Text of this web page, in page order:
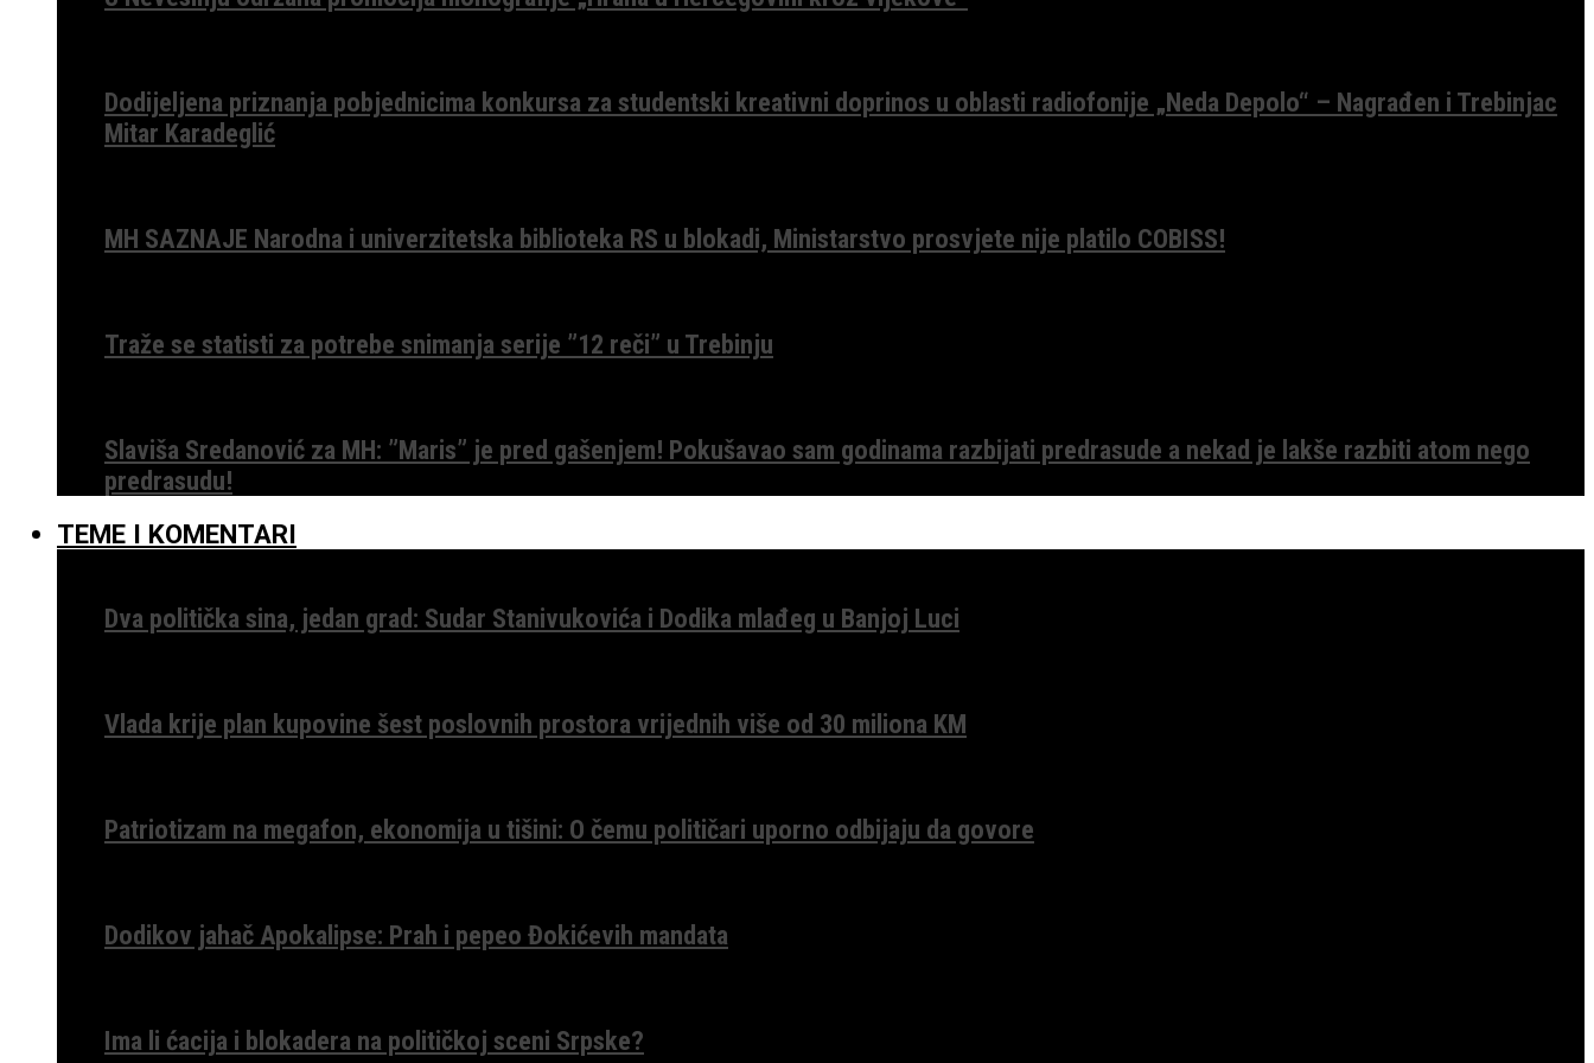
Dodijeljena priznanja pobjednicima konkursa za studentski kreativni doprinos u oblasti radiofonije „Neda Depolo“ – Nagrađen i Trebinjac
Mitar Karadeglić
MH SAZNAJE Narodna i univerzitetska biblioteka RS u blokadi, Ministarstvo prosvjete nije platilo COBISS!
Traže se statisti za potrebe snimanja serije ”12 reči” u Trebinju
Slaviša Sredanović za MH: ”Maris” je pred gašenjem! Pokušavao sam godinama razbijati predrasude a nekad je lakše razbiti atom nego
predrasudu!
TEME I KOMENTARI
Dva politička sina, jedan grad: Sudar Stanivukovića i Dodika mlađeg u Banjoj Luci
Vlada krije plan kupovine šest poslovnih prostora vrijednih više od 30 miliona KM
Patriotizam na megafon, ekonomija u tišini: O čemu političari uporno odbijaju da govore
Dodikov jahač Apokalipse: Prah i pepeo Đokićevih mandata
Ima li ćacija i blokadera na političkoj sceni Srpske?